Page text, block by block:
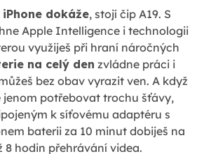
iPhone dokáže, stojí čip A19. S
Apple Intelligence i technologii
využiješ při hraní náročných
na celý den zvládne práci i
bez obav vyrazit ven. A když
jenom potřebovat trochu šťávy,
k síťovému adaptéru s
baterii za 10 minut dobiješ na
8 hodin přehrávání videa.